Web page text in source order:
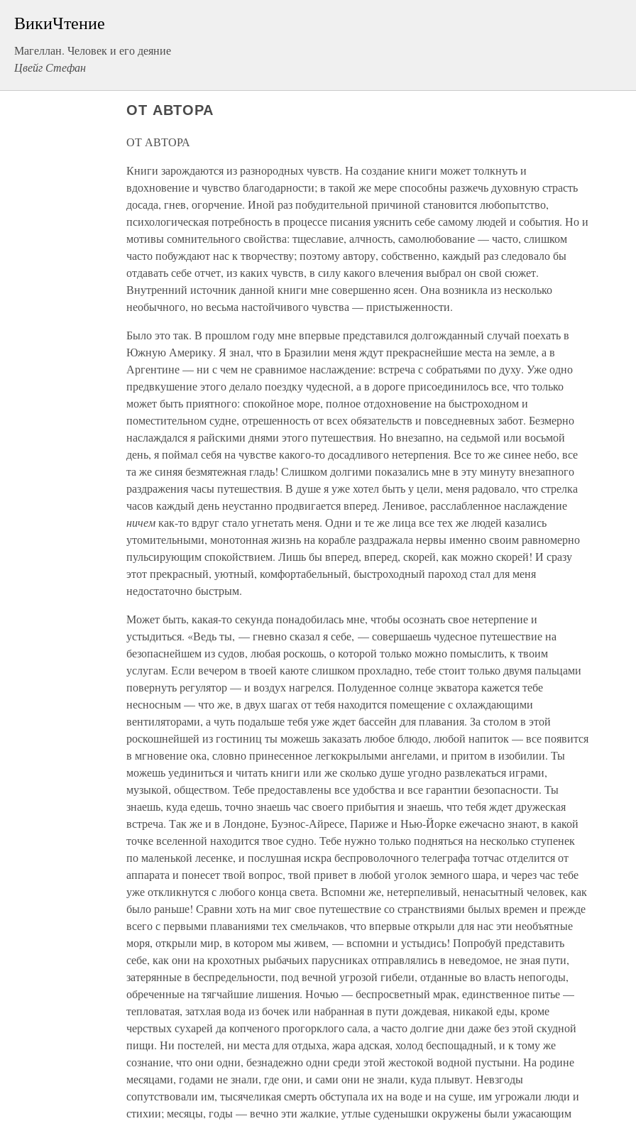
ВикиЧтение
Магеллан. Человек и его деяние
Цвейг Стефан
ОТ АВТОРА
ОТ АВТОРА
Книги зарождаются из разнородных чувств. На создание книги может толкнуть и
вдохновение и чувство благодарности; в такой же мере способны разжечь духовную страсть
досада, гнев, огорчение. Иной раз побудительной причиной становится любопытство,
психологическая потребность в процессе писания уяснить себе самому людей и события. Но и
мотивы сомнительного свойства: тщеславие, алчность, самолюбование — часто, слишком
часто побуждают нас к творчеству; поэтому автору, собственно, каждый раз следовало бы
отдавать себе отчет, из каких чувств, в силу какого влечения выбрал он свой сюжет.
Внутренний источник данной книги мне совершенно ясен. Она возникла из несколько
необычного, но весьма настойчивого чувства — пристыженности.
Было это так. В прошлом году мне впервые представился долгожданный случай поехать в
Южную Америку. Я знал, что в Бразилии меня ждут прекраснейшие места на земле, а в
Аргентине — ни с чем не сравнимое наслаждение: встреча с собратьями по духу. Уже одно
предвкушение этого делало поездку чудесной, а в дороге присоединилось все, что только
может быть приятного: спокойное море, полное отдохновение на быстроходном и
поместительном судне, отрешенность от всех обязательств и повседневных забот. Безмерно
наслаждался я райскими днями этого путешествия. Но внезапно, на седьмой или восьмой
день, я поймал себя на чувстве какого-то досадливого нетерпения. Все то же синее небо, все
та же синяя безмятежная гладь! Слишком долгими показались мне в эту минуту внезапного
раздражения часы путешествия. В душе я уже хотел быть у цели, меня радовало, что стрелка
часов каждый день неустанно продвигается вперед. Ленивое, расслабленное наслаждение
ничемкак-то вдруг стало угнетать меня. Одни и те же лица все тех же людей казались
утомительными, монотонная жизнь на корабле раздражала нервы именно своим равномерно
пульсирующим спокойствием. Лишь бы вперед, вперед, скорей, как можно скорей! И сразу
этот прекрасный, уютный, комфортабельный, быстроходный пароход стал для меня
недостаточно быстрым.
Может быть, какая-то секунда понадобилась мне, чтобы осознать свое нетерпение и
устыдиться. «Ведь ты, — гневно сказал я себе, — совершаешь чудесное путешествие на
безопаснейшем из судов, любая роскошь, о которой только можно помыслить, к твоим
услугам. Если вечером в твоей каюте слишком прохладно, тебе стоит только двумя пальцами
повернуть регулятор — и воздух нагрелся. Полуденное солнце экватора кажется тебе
несносным — что же, в двух шагах от тебя находится помещение с охлаждающими
вентиляторами, а чуть подальше тебя уже ждет бассейн для плавания. За столом в этой
роскошнейшей из гостиниц ты можешь заказать любое блюдо, любой напиток — все появится
в мгновение ока, словно принесенное легкокрылыми ангелами, и притом в изобилии. Ты
можешь уединиться и читать книги или же сколько душе угодно развлекаться играми,
музыкой, обществом. Тебе предоставлены все удобства и все гарантии безопасности. Ты
знаешь, куда едешь, точно знаешь час своего прибытия и знаешь, что тебя ждет дружеская
встреча. Так же и в Лондоне, Буэнос-Айресе, Париже и Нью-Йорке ежечасно знают, в какой
точке вселенной находится твое судно. Тебе нужно только подняться на несколько ступенек
по маленькой лесенке, и послушная искра беспроволочного телеграфа тотчас отделится от
аппарата и понесет твой вопрос, твой привет в любой уголок земного шара, и через час тебе
уже откликнутся с любого конца света. Вспомни же, нетерпеливый, ненасытный человек, как
было раньше! Сравни хоть на миг свое путешествие со странствиями былых времен и прежде
всего с первыми плаваниями тех смельчаков, что впервые открыли для нас эти необъятные
моря, открыли мир, в котором мы живем, — вспомни и устыдись! Попробуй представить
себе, как они на крохотных рыбачьих парусниках отправлялись в неведомое, не зная пути,
затерянные в беспредельности, под вечной угрозой гибели, отданные во власть непогоды,
обреченные на тягчайшие лишения. Ночью — беспросветный мрак, единственное питье —
тепловатая, затхлая вода из бочек или набранная в пути дождевая, никакой еды, кроме
черствых сухарей да копченого прогорклого сала, а часто долгие дни даже без этой скудной
пищи. Ни постелей, ни места для отдыха, жара адская, холод беспощадный, и к тому же
сознание, что они одни, безнадежно одни среди этой жестокой водной пустыни. На родине
месяцами, годами не знали, где они, и сами они не знали, куда плывут. Невзгоды
сопутствовали им, тысячеликая смерть обступала их на воде и на суше, им угрожали люди и
стихии; месяцы, годы — вечно эти жалкие, утлые суденышки окружены были ужасающим